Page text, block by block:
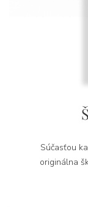
Súčasťou
originálna